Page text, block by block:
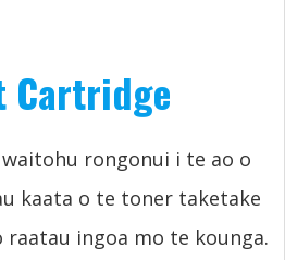
Cartridge
rongonui i te ao o
kaata o te toner taketake
raatau ingoa mo te kounga.